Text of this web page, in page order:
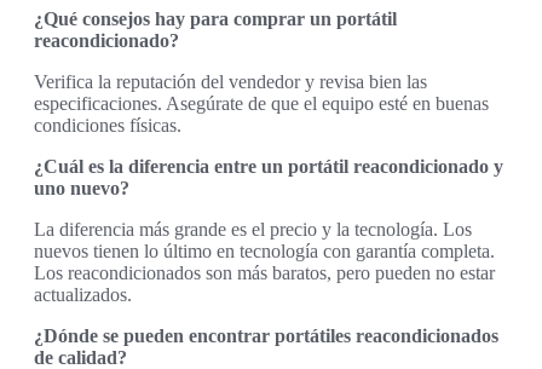
¿Qué consejos hay para comprar un portátil
reacondicionado?
Verifica la reputación del vendedor y revisa bien las
especificaciones. Asegúrate de que el equipo esté en buenas
condiciones físicas.
¿Cuál es la diferencia entre un portátil reacondicionado y
uno nuevo?
La diferencia más grande es el precio y la tecnología. Los
nuevos tienen lo último en tecnología con garantía completa.
Los reacondicionados son más baratos, pero pueden no estar
actualizados.
¿Dónde se pueden encontrar portátiles reacondicionados
de calidad?